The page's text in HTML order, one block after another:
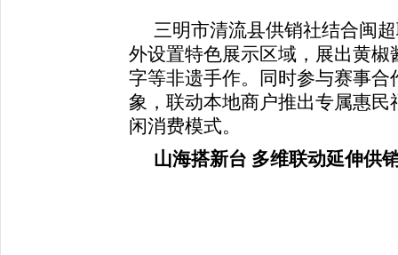
三明市清流县供销社结合闽
外设置特色展示区域，展出黄
字等非遗手作。同时参与赛事
象，联动本地商户推出专属惠民
闲消费模式。
山海搭新台 多维联动延伸供